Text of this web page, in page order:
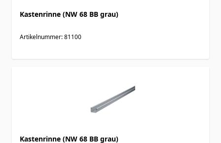
Kastenrinne (NW 68 BB grau)
Artikelnummer: 81100
Kastenrinne (NW 68 BB grau)